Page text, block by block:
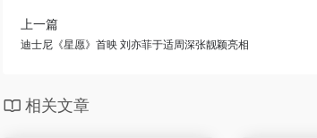
上一篇
迪士尼《星愿》首映 刘亦菲于适周深张靓颖亮相
相关文章